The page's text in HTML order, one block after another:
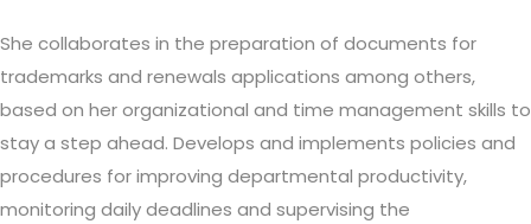
She collaborates in the preparation of documents for
trademarks and renewals applications among others,
based on her organizational and time management skills to
stay a step ahead. Develops and implements policies and
procedures for improving departmental productivity,
monitoring daily deadlines and supervising the